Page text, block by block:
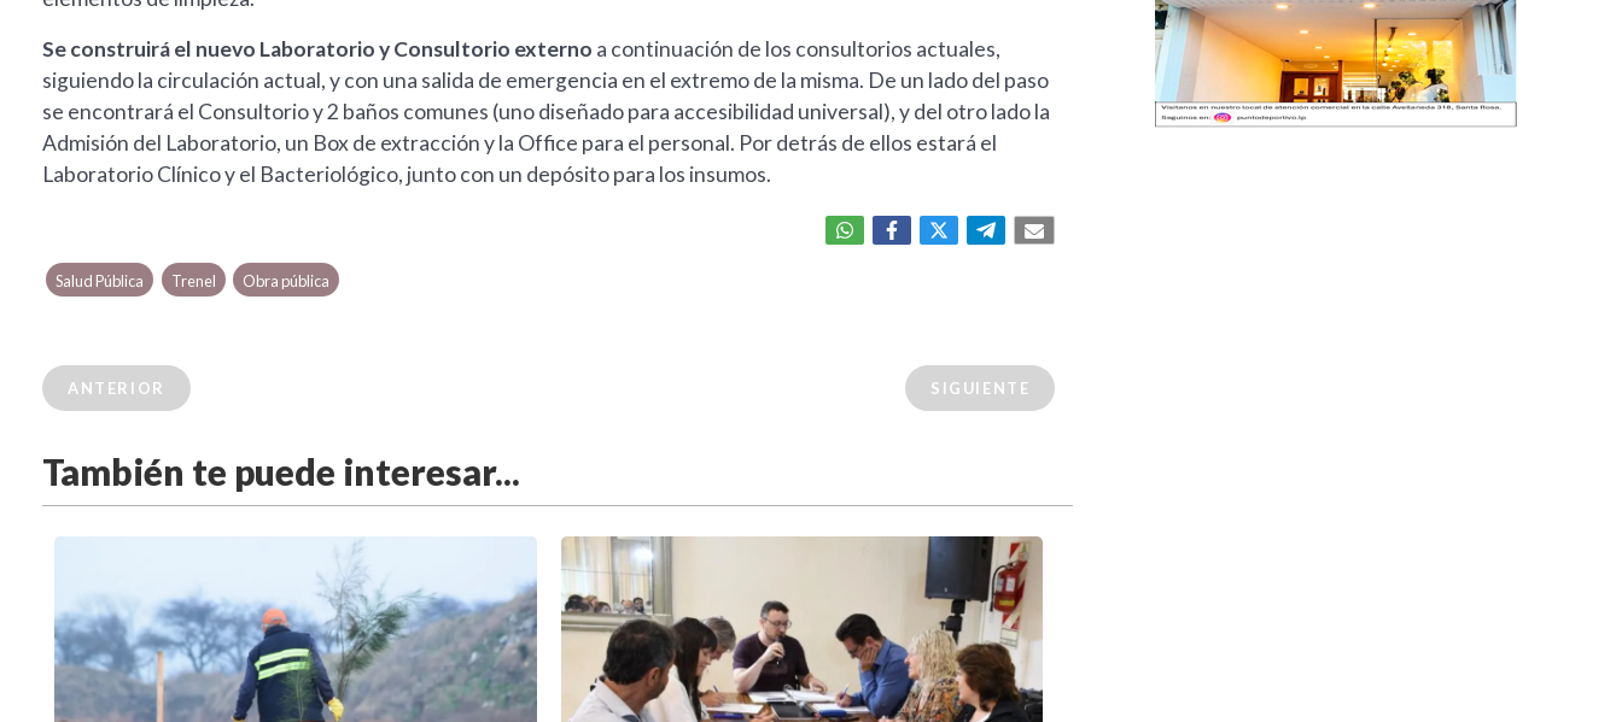
Se construirá el nuevo Laboratorio y Consultorio externo a continuación de los consultorios actuales,
siguiendo la circulación actual, y con una salida de emergencia en el extremo de la misma. De un lado del paso
se encontrará el Consultorio y 2 baños comunes (uno diseñado para accesibilidad universal), y del otro lado la
Admisión del Laboratorio, un Box de extracción y la Office para el personal. Por detrás de ellos estará el
Laboratorio Clínico y el Bacteriológico, junto con un depósito para los insumos.
Salud Pública Trenel Obra pública
ANTERIOR SIGUIENTE
También te puede interesar...